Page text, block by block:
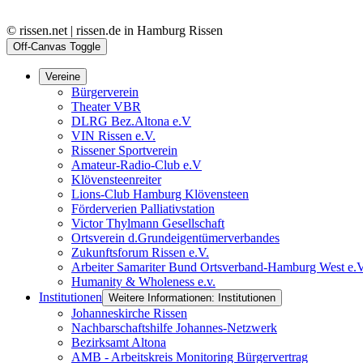
© rissen.net | rissen.de in Hamburg Rissen
Off-Canvas Toggle
Vereine
Bürgerverein
Theater VBR
DLRG Bez.Altona e.V
VIN Rissen e.V.
Rissener Sportverein
Amateur-Radio-Club e.V
Klövensteenreiter
Lions-Club Hamburg Klövensteen
Förderverien Palliativstation
Victor Thylmann Gesellschaft
Ortsverein d.Grundeigentümerverbandes
Zukunftsforum Rissen e.V.
Arbeiter Samariter Bund Ortsverband-Hamburg West
Humanity & Wholeness e.v.
Institutionen Weitere Informationen: Institutionen
Johanneskirche Rissen
Nachbarschaftshilfe Johannes-Netzwerk
Bezirksamt Altona
AMB - Arbeitskreis Monitoring Bürgervertrag